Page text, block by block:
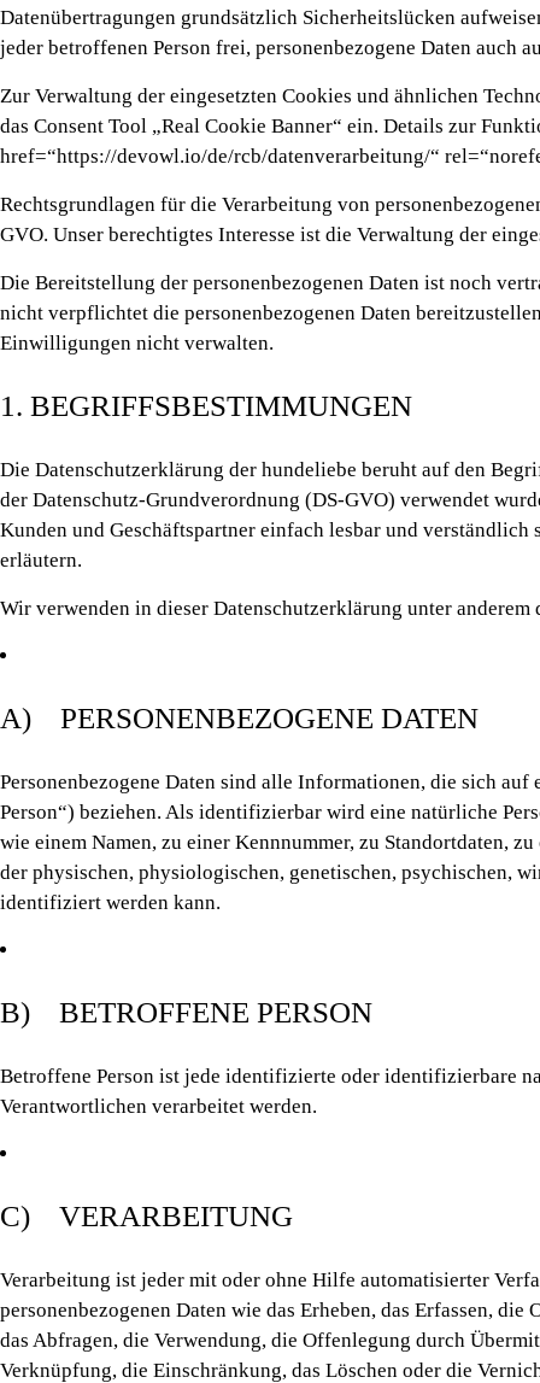
Datenübertragungen grundsätzlich Sicherheitslücken
jeder betroffenen Person frei, personenbezogene Daten auch
Zur Verwaltung der eingesetzten Cookies und ähnlichen
das Consent Tool „Real Cookie Banner“ ein. Details zur
href=“https://devowl.io/de/rcb/datenverarbeitung/“
Rechtsgrundlagen für die Verarbeitung von
GVO. Unser berechtigtes Interesse ist die Verwaltung der
Die Bereitstellung der personenbezogenen Daten ist noch
nicht verpflichtet die personenbezogenen Daten
Einwilligungen nicht verwalten.
1. BEGRIFFSBESTIMMUNGEN
Die Datenschutzerklärung der hundeliebe beruht auf den
der Datenschutz-Grundverordnung (DS-GVO) verwendet
Kunden und Geschäftspartner einfach lesbar und
erläutern.
Wir verwenden in dieser Datenschutzerklärung unter
A) PERSONENBEZOGENE DATEN
Personenbezogene Daten sind alle Informationen, die sich
Person“) beziehen. Als identifizierbar wird eine natürliche
wie einem Namen, zu einer Kennnummer, zu Standortdaten,
der physischen, physiologischen, genetischen, psychischen,
identifiziert werden kann.
B) BETROFFENE PERSON
Betroffene Person ist jede identifizierte oder identifizierbare
Verantwortlichen verarbeitet werden.
C) VERARBEITUNG
Verarbeitung ist jeder mit oder ohne Hilfe automatisierter
personenbezogenen Daten wie das Erheben, das Erfassen,
das Abfragen, die Verwendung, die Offenlegung durch
Verknüpfung, die Einschränkung, das Löschen oder die